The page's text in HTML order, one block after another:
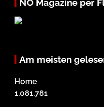
NO Magazine per
Am meisten
Home
1.081.781